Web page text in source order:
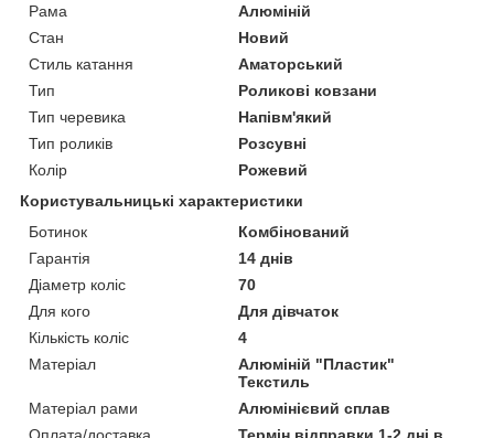
Рама
Алюміній
Стан
Новий
Стиль катання
Аматорський
Тип
Роликові ковзани
Тип черевика
Напівм'який
Тип роликів
Розсувні
Колір
Рожевий
Користувальницькі характеристики
Ботинок
Комбінований
Гарантія
14 днів
Діаметр коліс
70
Для кого
Для дівчаток
Кількість коліс
4
Матеріал
Алюміній "Пластик"
Текстиль
Матеріал рами
Алюмінієвий сплав
Оплата/доставка
Термін відправки 1-2 дні в